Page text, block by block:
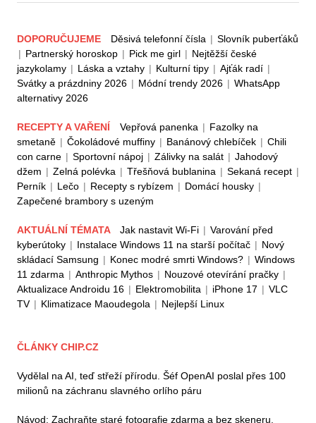
DOPORUČUJEME Děsivá telefonní čísla | Slovník puberťáků
| Partnerský horoskop | Pick me girl | Nejtěžší české
jazykolamy | Láska a vztahy | Kulturní tipy | Ajťák radí |
Svátky a prázdniny 2026 | Módní trendy 2026 | WhatsApp
alternativy 2026
RECEPTY A VAŘENÍ Vepřová panenka | Fazolky na
smetaně | Čokoládové muffiny | Banánový chlebíček | Chili
con carne | Sportovní nápoj | Zálivky na salát | Jahodový
džem | Zelná polévka | Třešňová bublanina | Sekaná recept |
Perník | Lečo | Recepty s rybízem | Domácí housky |
Zapečené brambory s uzeným
AKTUÁLNÍ TÉMATA Jak nastavit Wi-Fi | Varování před
kyberútoky | Instalace Windows 11 na starší počítač | Nový
skládací Samsung | Konec modré smrti Windows? | Windows
11 zdarma | Anthropic Mythos | Nouzové otevírání pračky |
Aktualizace Androidu 16 | Elektromobilita | iPhone 17 | VLC
TV | Klimatizace Maoudegola | Nejlepší Linux
ČLÁNKY CHIP.CZ
Vydělal na AI, teď střeží přírodu. Šéf OpenAI poslal přes 100
milionů na záchranu slavného orlího páru
Návod: Zachraňte staré fotografie zdarma a bez skeneru.